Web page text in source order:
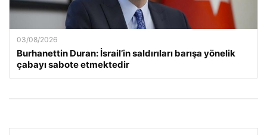
03/08/2026
Burhanettin Duran: İsrail’in saldırıları barışa yönelik
çabayı sabote etmektedir